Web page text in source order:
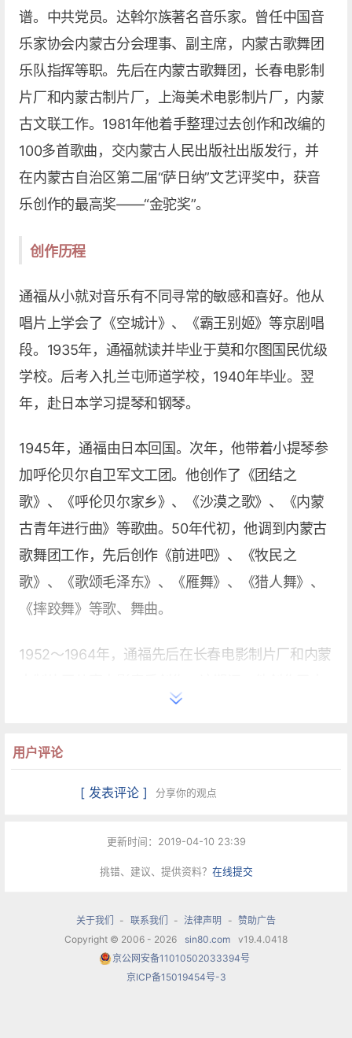
谱。中共党员。达斡尔族著名音乐家。曾任中国音
乐家协会内蒙古分会理事、副主席，内蒙古歌舞团
乐队指挥等职。先后在内蒙古歌舞团，长春电影制
片厂和内蒙古制片厂，上海美术电影制片厂，内蒙
古文联工作。1981年他着手整理过去创作和改编的
100多首歌曲，交内蒙古人民出版社出版发行，并
在内蒙古自治区第二届“萨日纳”文艺评奖中，获音
乐创作的最高奖——“金驼奖”。
创作历程
通福从小就对音乐有不同寻常的敏感和喜好。他从
唱片上学会了《空城计》、《霸王别姬》等京剧唱
段。1935年，通福就读并毕业于莫和尔图国民优级
学校。后考入扎兰屯师道学校，1940年毕业。翌
年，赴日本学习提琴和钢琴。
1945年，通福由日本回国。次年，他带着小提琴参
加呼伦贝尔自卫军文工团。他创作了《团结之
歌》、《呼伦贝尔家乡》、《沙漠之歌》、《内蒙
古青年进行曲》等歌曲。50年代初，他调到内蒙古
歌舞团工作，先后创作《前进吧》、《牧民之
歌》、《歌颂毛泽东》、《雁舞》、《猎人舞》、
《摔跤舞》等歌、舞曲。
1952～1964年，通福先后在长春电影制片厂和内蒙
影歌曲《敖包相会》、《草原晨曲》，为纪录片
普照鄂伦春》、《今日内蒙古》等配乐作曲，其中
《敖包相会》、《草原晨曲》成为飞越国界的传世
害。1971年，他在内蒙古歌舞团锅炉房烧开水，一
通福《敖包相会》要干十几个小时，但脑子里想的
用户评论
[ 发表评论 ] 分享你的观点
更新时间：2019-04-10 23:39
挑错、建议、提供资料？ 在线提交
关于我们 - 联系我们 - 法律声明 - 赞助广告
Copyright © 2006 - 2026
sin80.com
v19.4.0418
京公网安备11010502033394号
京ICP备15019454号-3